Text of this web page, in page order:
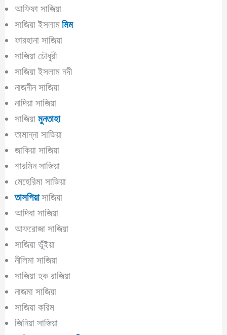
আফিফা সাজিয়া
সাজিয়া ইসলামমিম
ফারহানা সাজিয়া
সাজিয়া চৌধুরী
সাজিয়া ইসলাম নদী
নাজনীন সাজিয়া
নাদিয়া সাজিয়া
সাজিয়ামুনতাহা
তামান্না সাজিয়া
জাকিয়া সাজিয়া
শারমিন সাজিয়া
মেহেরিমা সাজিয়া
তাসপিয়াসাজিয়া
আদিবা সাজিয়া
আফরোজা সাজিয়া
সাজিয়া ভূঁইয়া
নীলিমা সাজিয়া
সাজিয়া হক রাজিয়া
নাজমা সাজিয়া
সাজিয়া করিম
জিনিয়া সাজিয়া